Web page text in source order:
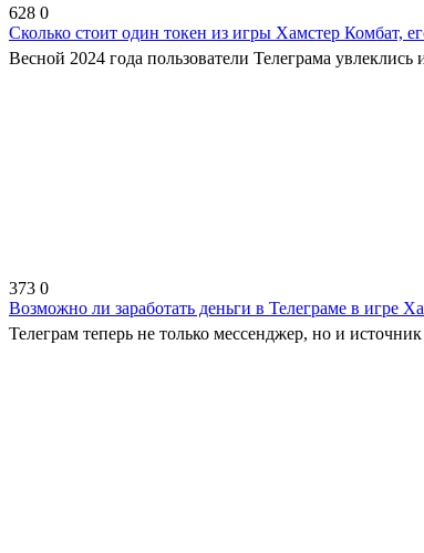
628 0
Сколько стоит один токен из игры Хамстер Комбат,
Весной 2024 года пользователи Телеграма
373 0
Возможно ли заработать деньги в Телеграме в игре
Телеграм теперь не только мессенджер, но и